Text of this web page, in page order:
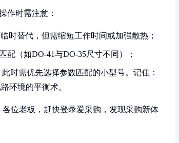
作时需注意：
时替代，但需缩短工作时间或加强散热；
配（如DO-41与DO-35尺寸不同）；
时需优先选择参数匹配的小型号。记住：
环境的平衡术。
位老板，赶快登录爱采购，发现采购新体